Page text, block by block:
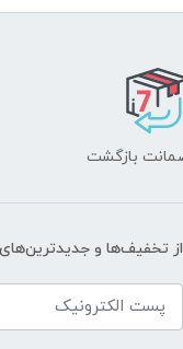
از تخفیف‌ها و